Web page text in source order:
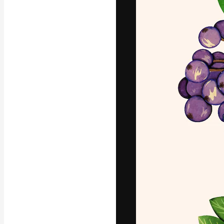
La
migliori lavori.
creativi,
Italiano
Copyright ©